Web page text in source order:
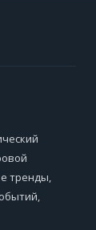
тренды,